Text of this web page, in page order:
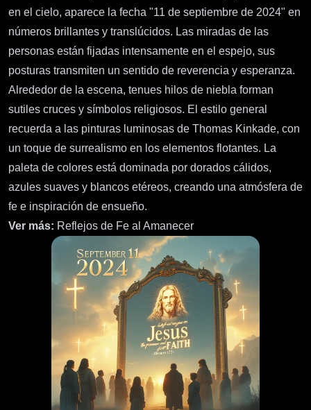
en el cielo, aparece la fecha "11 de septiembre de 2024" en
números brillantes y translúcidos. Las miradas de las
personas están fijadas intensamente en el espejo, sus
posturas transmiten un sentido de reverencia y esperanza.
Alrededor de la escena, tenues hilos de niebla forman
sutiles cruces y símbolos religiosos. El estilo general
recuerda a las pinturas luminosas de Thomas Kinkade, con
un toque de surrealismo en los elementos flotantes. La
paleta de colores está dominada por dorados cálidos,
azules suaves y blancos etéreos, creando una atmósfera de
fe e inspiración de ensueño.
Ver más: Reflejos de Fe al Amanecer